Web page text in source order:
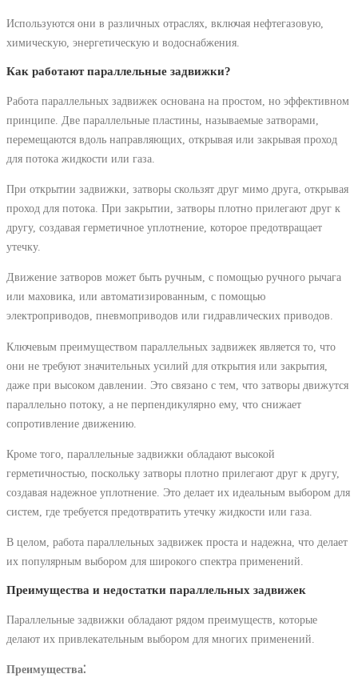
Используются они в различных отраслях, включая нефтегазовую,
химическую, энергетическую и водоснабжения.
Как работают параллельные задвижки?
Работа параллельных задвижек основана на простом, но эффективном
принципе. Две параллельные пластины, называемые затворами,
перемещаются вдоль направляющих, открывая или закрывая проход
для потока жидкости или газа.
При открытии задвижки, затворы скользят друг мимо друга, открывая
проход для потока. При закрытии, затворы плотно прилегают друг к
другу, создавая герметичное уплотнение, которое предотвращает
утечку.
Движение затворов может быть ручным, с помощью ручного рычага
или маховика, или автоматизированным, с помощью
электроприводов, пневмоприводов или гидравлических приводов.
Ключевым преимуществом параллельных задвижек является то, что
они не требуют значительных усилий для открытия или закрытия,
даже при высоком давлении. Это связано с тем, что затворы движутся
параллельно потоку, а не перпендикулярно ему, что снижает
сопротивление движению.
Кроме того, параллельные задвижки обладают высокой
герметичностью, поскольку затворы плотно прилегают друг к другу,
создавая надежное уплотнение. Это делает их идеальным выбором для
систем, где требуется предотвратить утечку жидкости или газа.
В целом, работа параллельных задвижек проста и надежна, что делает
их популярным выбором для широкого спектра применений.
Преимущества и недостатки параллельных задвижек
Параллельные задвижки обладают рядом преимуществ, которые
делают их привлекательным выбором для многих применений.
Преимущества⁚